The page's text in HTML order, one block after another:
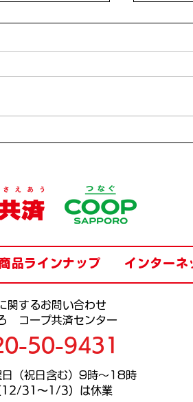
またやってみ
【函館
品ラインナップ インターネ
関するお問い合わせ
コープ共済センター
50-9431
日（祝日含む）9時〜18時
12/31〜1/3）は休業